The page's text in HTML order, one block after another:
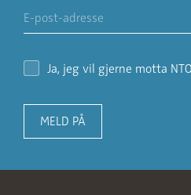
Ja, jeg vil gjerne motta
MELD PÅ